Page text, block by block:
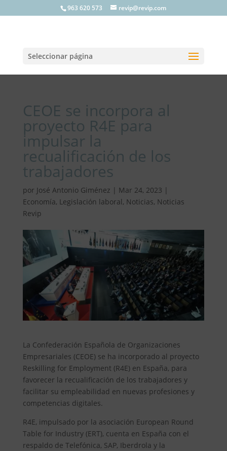
963 620 573 revip@revip.com
Seleccionar página
CEOE se incorpora al
proyecto R4E para
impulsar la
recualificación de los
trabajadores
por José Antonio Giménez | Mar 24, 2023 |
Economía, Legislación laboral, Noticias, Noticias
Revip
La Confederación Española de Organizaciones
Empresariales (CEOE) se ha incorporado al proyecto
Reskilling for Employment (R4E) en España, para
favorecer la recualificación de los trabajadores y
facilitar su empleabilidad en nuevas profesiones y
competencias digitales.
R4E, impulsado por la asociación European Round
Table for Industry (ERT), cuenta en España con el
respaldo de Telefónica, SAP, Iberdrola y la